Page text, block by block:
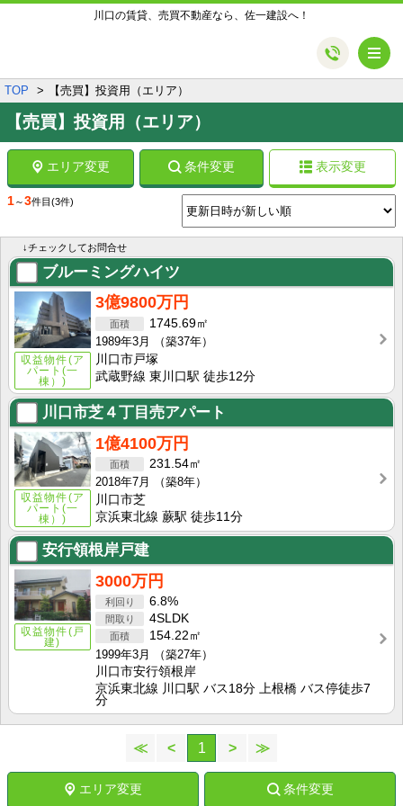
川口の賃貸、売買不動産なら、佐一建設へ！
TOP 【売買】投資用（エリア）
【売買】投資用（エリア）
エリア変更 条件変更 表示変更
1～3件目 (3件)
↓チェックしてお問合せ
ブルーミングハイツ
収益物件(ア
パート(一
棟）)
3億9800万円
1745.69㎡
1989年3月
（築37年）
川口市戸塚
武蔵野線 東川口駅 徒歩12分
川口市芝４丁目売アパート
収益物件(ア
パート(一
棟）)
1億4100万円
231.54㎡
2018年7月
（築8年）
川口市芝
京浜東北線 蕨駅 徒歩11分
安行領根岸戸建
収益物件(戸
建)
3000万円
6.8%
4SLDK
154.22㎡
1999年3月
（築27年）
川口市安行領根岸
京浜東北線 川口駅 バス18分 上根橋 バス停徒歩7
分
≪ < 1 > ≫
エリア変更 条件変更